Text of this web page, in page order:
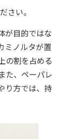
さい。
が目的ではな
ミノルタが置
の割を占める
た、ペーパレ
り方では、持